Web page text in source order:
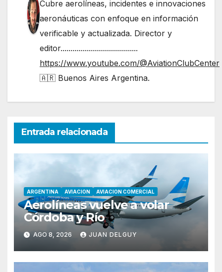
Cubre aerolíneas, incidentes e innovaciones
aeronáuticas con enfoque en información
verificable y actualizada. Director y
editor.......................................
https://www.youtube.com/@AviationClubCenter
🇦🇷 Buenos Aires Argentina.
Entrada relacionada
ARGENTINA AVIACION AVIACION COMERCIAL
Aerolíneas vuelve a volar
Córdoba y Río
AGO 8, 2026 JUAN DELGUY